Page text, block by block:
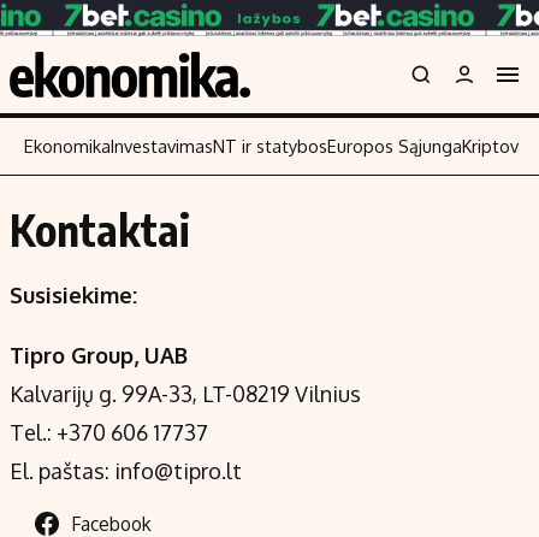
Turinys
Naujienos
Verslas
Energetika
Ekonomika
Politika
NT ir statybos
Technologijos
EkonomikaInvestavimasNT ir statybosEuropos Sąjunga
Kontaktai
Susisiekime:
Tipro Group, UAB
Kalvarijų g. 99A-33, LT-08219 Vilnius
Tel.: +370 606 17737
El. paštas: info@tipro.lt
Facebook